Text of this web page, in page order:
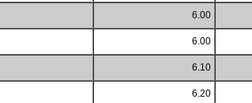
6.00
6.00
6.10
6.20